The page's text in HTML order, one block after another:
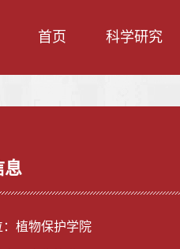
首页 科学研究
息
：植物保护学院